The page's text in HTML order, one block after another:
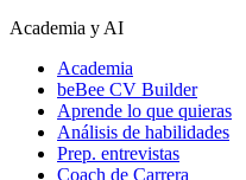
Academia y AI
Academia
beBee CV Builder
Aprende lo que quieras
Análisis de habilidades
Prep. entrevistas
Coach de Carrera